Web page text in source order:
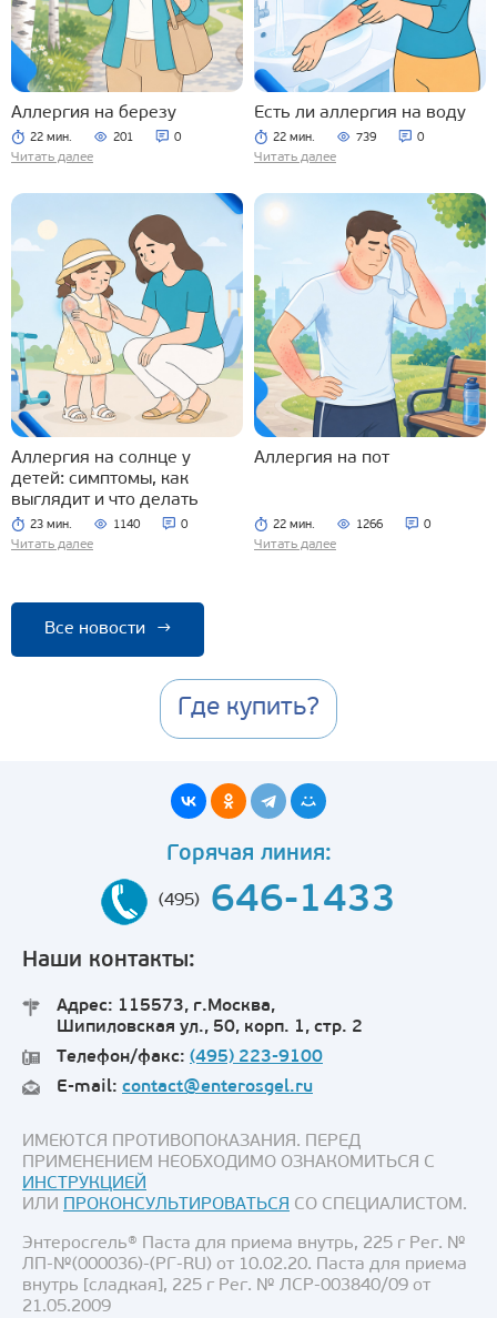
Аллергия на березу
22 мин. 201 0
Читать далее
Есть ли аллергия на воду
22 мин. 739 0
Читать далее
Аллергия на солнце у
детей: симптомы, как
выглядит и что делать
23 мин. 1140 0
Читать далее
Аллергия на пот
22 мин. 1266 0
Читать далее
Все новости →
Где купить?
Горячая линия:
(495) 646-1433
Наши контакты:
Адрес: 115573, г.Москва,
Шипиловская ул., 50, корп. 1, стр. 2
Телефон/факс: (495) 223-9100
E-mail: contact@enterosgel.ru
ИМЕЮТСЯ ПРОТИВОПОКАЗАНИЯ. ПЕРЕД
ПРИМЕНЕНИЕМ НЕОБХОДИМО ОЗНАКОМИТЬСЯ С
ИНСТРУКЦИЕЙ
ИЛИ ПРОКОНСУЛЬТИРОВАТЬСЯ СО СПЕЦИАЛИСТОМ.
Энтеросгель® Паста для приема внутрь, 225 г Рег. №
ЛП-№(000036)-(РГ-RU) от 10.02.20. Паста для приема
внутрь [сладкая], 225 г Рег. № ЛСР-003840/09 от
21.05.2009